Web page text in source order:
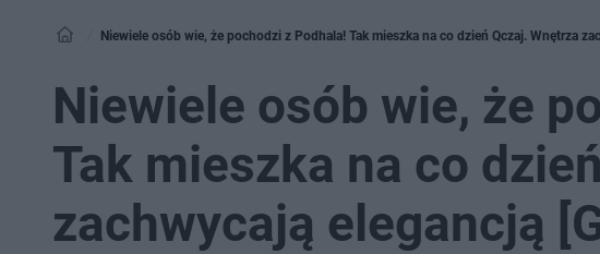
Niewiele osób wie, że pochodzi z Podhala! Tak mieszka na co dzień Qczaj. Wnętrza
Niewiele osób wie, że
Tak mieszka na co
zachwycają elegancją